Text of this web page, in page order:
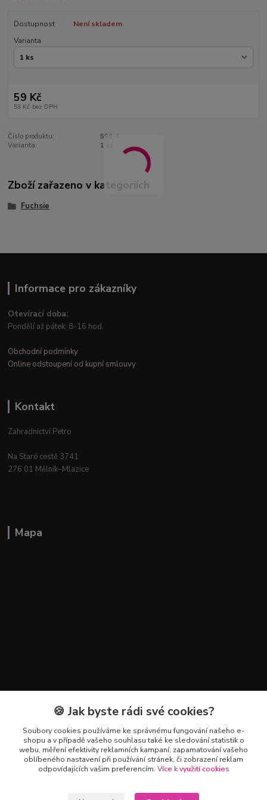
Dostupnost
Není skladem
Varianta
59 Kč
53 Kč bez DPH
Číslo produktu:
596-1
Varianta:
1 ks
Zboží zařazeno v kategoriích
Fuchsie
Informace pro zákazníky
Otevírací doba:
Pondělí až pátek: 8-16 hod.
Obchodní podmínky
Online odstoupení od kupní smlouvy
Kontakt
Zahradnictví Petro
Na Staré cestě 3741
276 01 Mělník–Mlazice
Mapa
Kontakty
+420 602 223 614
info@zahradnictvipetro.cz
🍪 Jak byste rádi své cookies?
Soubory cookies používáme ke správnému fungování našeho e-
shopu a v případě vašeho souhlasu také ke sledování statistik o
webu, měření efektivity reklamních kampaní, zapamatování vašeho
oblíbeného nastavení při používání stránek, či zobrazení reklam
odpovídajících vašim preferencím. Více k využití cookies